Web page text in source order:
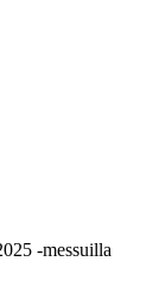
-messuilla